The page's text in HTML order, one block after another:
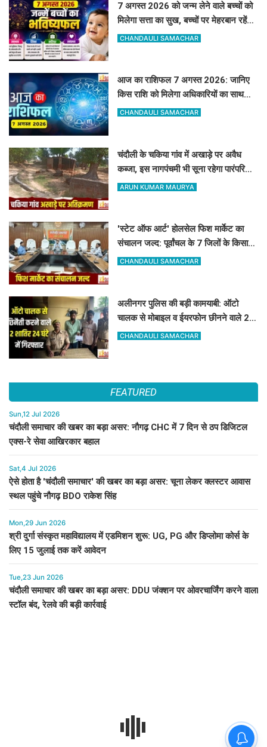
7 अगस्त 2026 को जन्म लेने वाले बच्चों को
मिलेगा सत्ता का सुख, बच्चों पर मेहरबान रहेंगे
ग्रह-नक्षत्र,
CHANDAULI SAMACHAR
आज का राशिफल 7 अगस्त 2026: जानिए
किस राशि को मिलेगा अधिकारियों का साथ
और किसे रहना होगा सतर्क
CHANDAULI SAMACHAR
चंदौली के चकिया गांव में अखाड़े पर अवैध
कब्जा, इस नागपंचमी भी सूना रहेगा पारंपरिक
खेल का मैदान
ARUN KUMAR MAURYA
'स्टेट ऑफ आर्ट' होलसेल फिश मार्केट का
संचालन जल्द: पूर्वांचल के 7 जिलों के किसान
जुड़ेंगे चंदौली फिश मार्केट से
CHANDAULI SAMACHAR
अलीनगर पुलिस की बड़ी कामयाबी: ऑटो
चालक से मोबाइल व ईयरफोन छीनने वाले 2
अभियुक्त 24 घंटे में गिरफ्तार
CHANDAULI SAMACHAR
FEATURED
Sun,12 Jul 2026
चंदौली समाचार की खबर का बड़ा असर: नौगढ़ CHC में 7 दिन से ठप डिजिटल
एक्स-रे सेवा आखिरकार बहाल
Sat,4 Jul 2026
ऐसे होता है 'चंदौली समाचार' की खबर का बड़ा असर: चूना लेकर क्लस्टर आवास
स्थल पहुंचे नौगढ़ BDO राकेश सिंह
Mon,29 Jun 2026
श्री दुर्गा संस्कृत महाविद्यालय में एडमिशन शुरू: UG, PG और डिप्लोमा कोर्स के
लिए 15 जुलाई तक करें आवेदन
Tue,23 Jun 2026
चंदौली समाचार की खबर का बड़ा असर: DDU जंक्शन पर ओवरचार्जिंग करने वाला
स्टॉल बंद, रेलवे की बड़ी कार्रवाई